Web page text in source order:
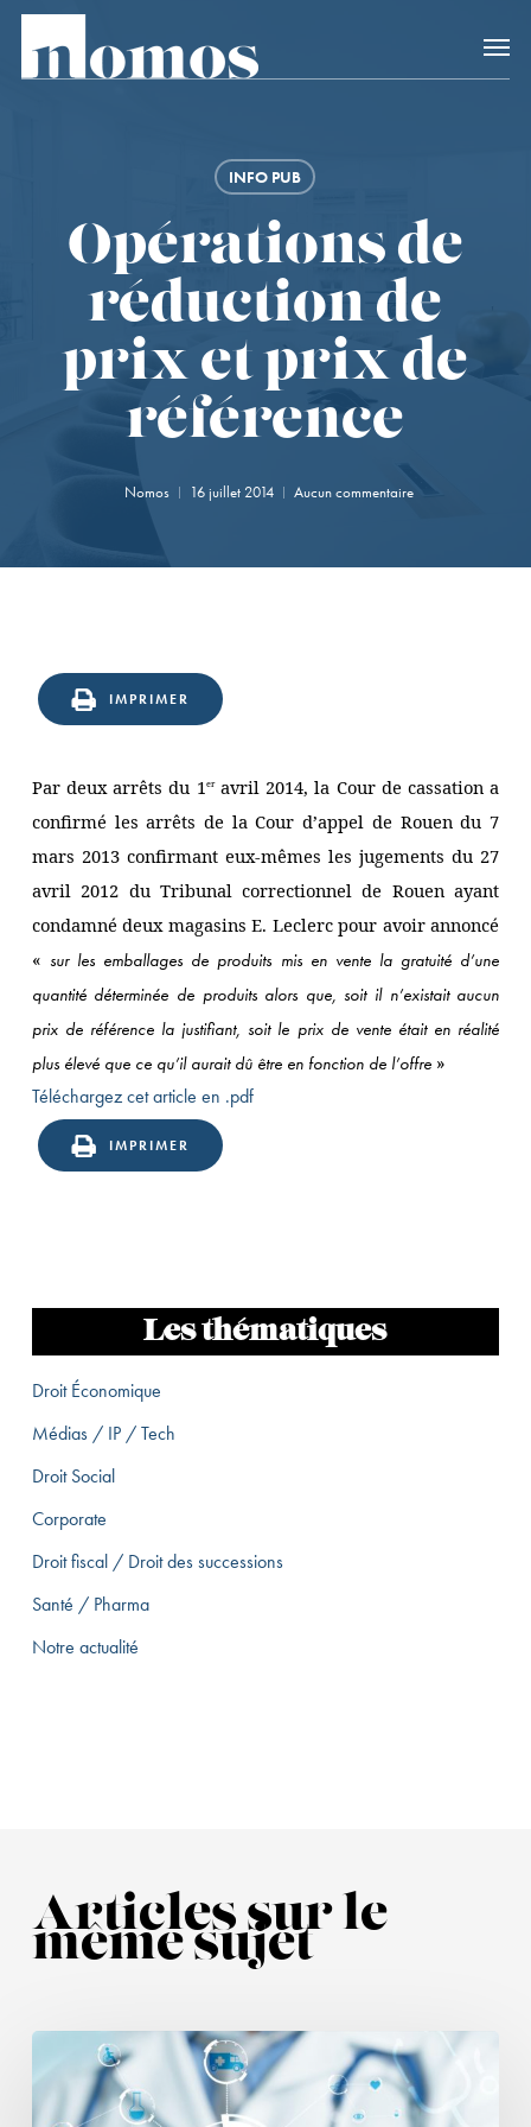
Skip
main
Accès rapide
INFO PUB
Opérations de
réduction de
prix et prix de
référence
Nomos 16 juillet 2014 Aucun commentaire
IMPRIMER
Par deux arrêts du 1 eravril 2014, la Cour de cassation a
confirmé les arrêts de la Cour d’appel de Rouen du 7
mars 2013 confirmant eux-mêmes les jugements du 27
avril 2012 du Tribunal correctionnel de Rouen ayant
condamné deux magasins E. Leclerc pour avoir annoncé
« sur les emballages de produits mis en vente la gratuité d’une
quantité déterminée de produits alors que, soit il n’existait aucun
prix de référence la justifiant, soit le prix de vente était en réalité
plus élevé que ce qu’il aurait dû être en fonction de l’offre»
Téléchargez cet article en .pdf
IMPRIMER
Les thématiques
Droit Économique
Médias / IP / Tech
Droit Social
Corporate
Droit fiscal / Droit des successions
Santé / Pharma
Notre actualité
Articles sur le
même sujet
médicaments